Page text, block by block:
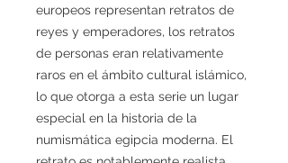
europeos representan retratos de
reyes y emperadores, los retratos
de personas eran relativamente
raros en el ámbito cultural islámico,
lo que otorga a esta serie un lugar
especial en la historia de la
numismática egipcia moderna. El